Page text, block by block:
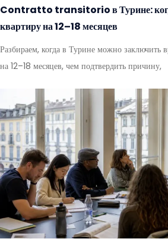
Contratto transitorio в Турине:
квартиру на 12–18 месяцев
Разбираем, когда в Турине можно заключить
на 12–18 месяцев, чем подтвердить причину,